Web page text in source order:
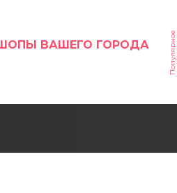
ВАШЕГО ГОРОДА Популярное